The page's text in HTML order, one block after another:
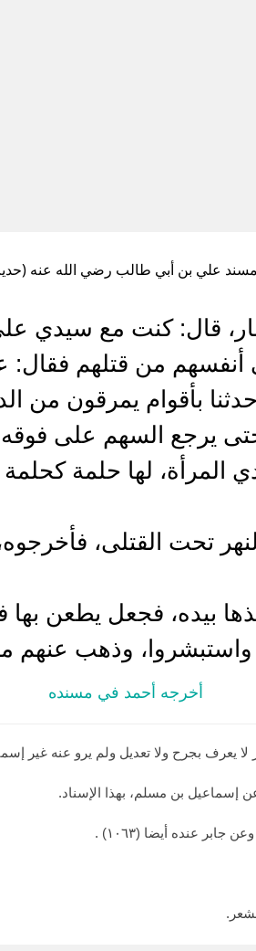
علي بن أبي طالب رضي الله عنه (حديث
قال: كنت مع
أنفسهم من قتلهم فقال:
بأقوام يمرقون من
حتى يرجع السهم على
المرأة، لها حلمة
تحت القتلى،
بيده، فجعل يطعن
وذهب عنهم
أخرجه أحمد في مسنده
لا يعرف بجرح ولا تعديل ولم يرو عنه غير